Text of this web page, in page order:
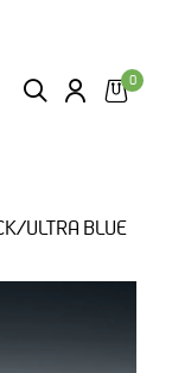
ZOEKEN LOGIN
0
ULTRA BLUE